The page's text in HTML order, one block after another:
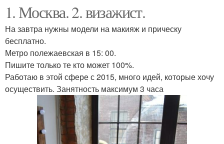
1. Москва. 2. визажист.
На завтра нужны модели на макияж и прическу
бесплатно.
Метро полежаевская в 15: 00.
Пишите только те кто может 100%.
Работаю в этой сфере с 2015, много идей, которые хочу
осуществить. Занятность максимум 3 часа